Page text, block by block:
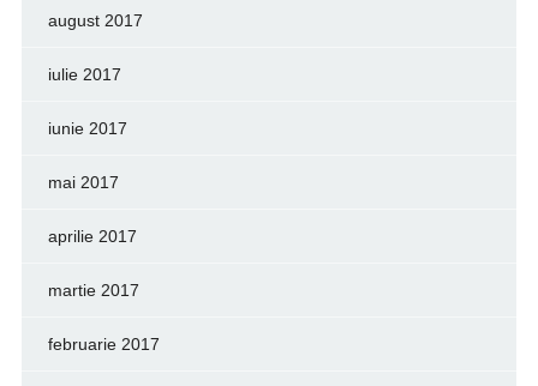
august 2017
iulie 2017
iunie 2017
mai 2017
aprilie 2017
martie 2017
februarie 2017